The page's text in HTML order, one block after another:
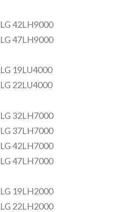
LG 42LH9000
LG 47LH9000
LG 19LU4000
LG 22LU4000
LG 32LH7000
LG 37LH7000
LG 42LH7000
LG 47LH7000
LG 19LH2000
LG 22LH2000